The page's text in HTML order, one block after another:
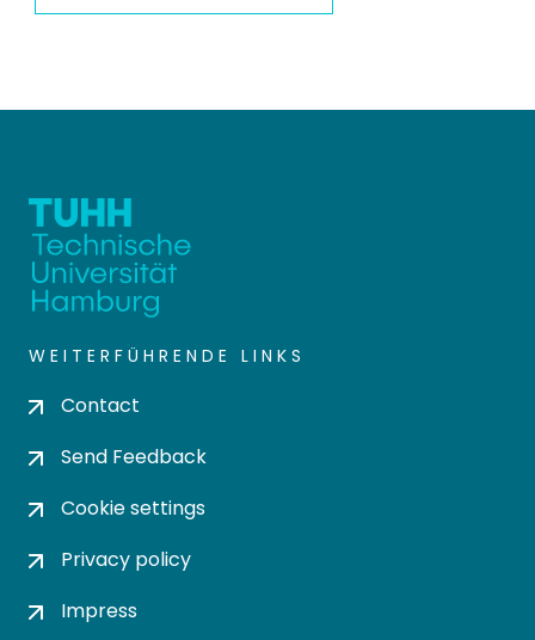
WEITERFÜHRENDE LINKS
Contact
Send Feedback
Cookie settings
Privacy policy
Impress